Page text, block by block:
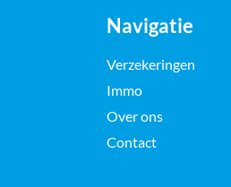
Navigatie
Verzekeringen
Immo
Over ons
Contact